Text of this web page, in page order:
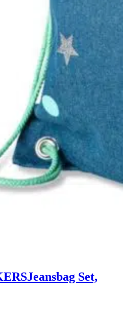
Jeansbag Set,